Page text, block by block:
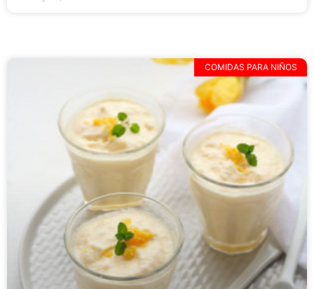
COMIDAS PARA NIÑOS